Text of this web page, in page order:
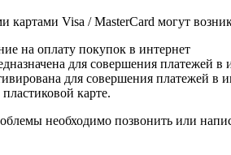
картами Visa / MasterCard могут
на оплату покупок в интернет
для совершения платежей в
для совершения платежей в
карте.
необходимо позвонить или